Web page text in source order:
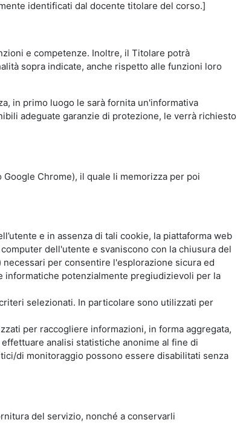
identificati dal docente titolare del corso.]
e competenze. Inoltre, il Titolare potrà
sopra indicate, anche rispetto alle funzioni loro
in primo luogo le sarà fornita un'informativa
adeguate garanzie di protezione, le verrà richiesto
Chrome), il quale li memorizza per poi
e in assenza di tali cookie, la piattaforma web
dell'utente e svaniscono con la chiusura del
per consentire l'esplorazione sicura ed
potenzialmente pregiudizievoli per la
selezionati. In particolare sono utilizzati per
per raccogliere informazioni, in forma aggregata,
analisi statistiche anonime al fine di
di monitoraggio possono essere disabilitati senza
del servizio, nonché a conservarli